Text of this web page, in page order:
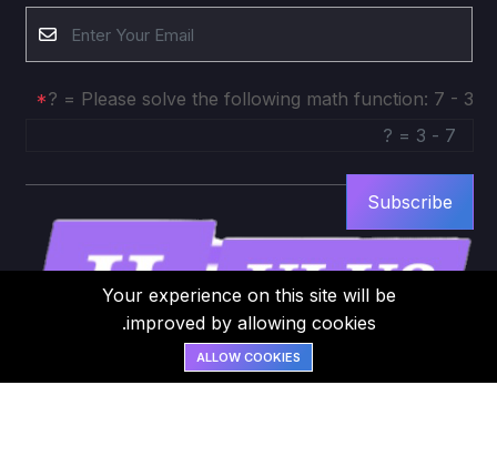
Please solve the following math function: 7 - 3 = ?
Subscribe
Your experience on this site will be
improved by allowing cookies.
ALLOW COOKIES